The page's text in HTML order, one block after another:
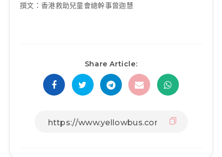
撰文：香港救助兒童會總幹事曾迦慧
Share Article: